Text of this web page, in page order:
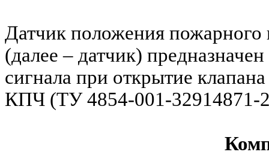
Датчик положения
(далее – датчик)
сигнала при открытие
КПЧ (ТУ 4854-001-32914871-